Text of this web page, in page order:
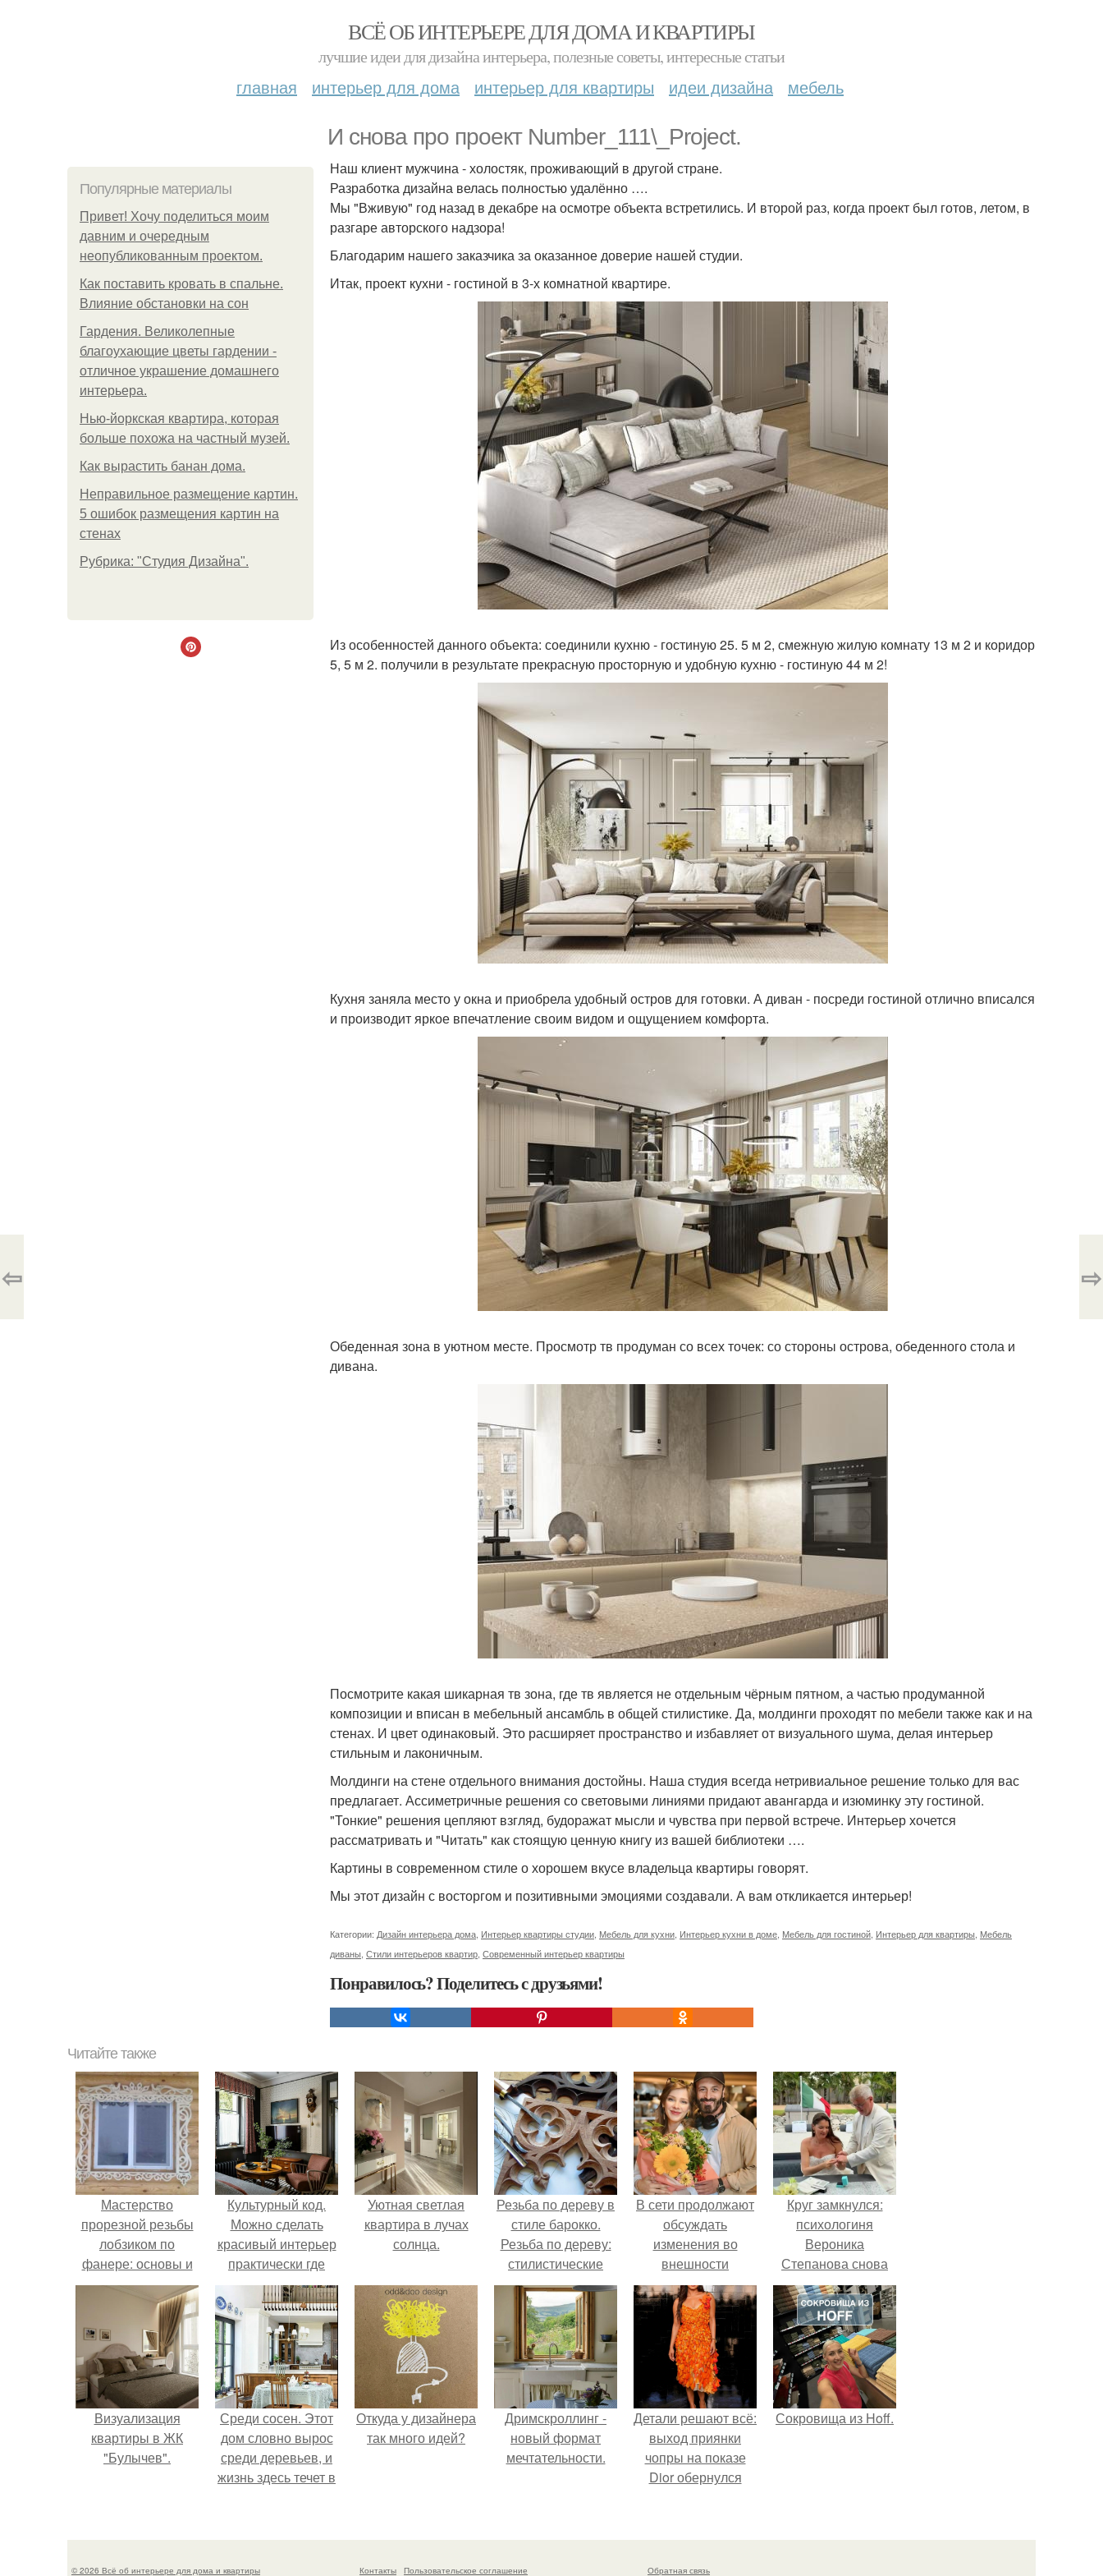
ВСЁ ОБ ИНТЕРЬЕРЕ ДЛЯ ДОМА И КВАРТИРЫ
лучшие идеи для дизайна интерьера, полезные советы, интересные статьи
главная интерьер для дома интерьер для квартиры идеи дизайна мебель
И снова про проект Number_111\_Project.
Популярные материалы
Привет! Хочу поделиться моим
давним и очередным
неопубликованным проектом.
Как поставить кровать в спальне.
Влияние обстановки на сон
Гардения. Великолепные
благоухающие цветы гардении -
отличное украшение домашнего
интерьера.
Нью-йоркская квартира, которая
больше похожа на частный музей.
Как вырастить банан дома.
Неправильное размещение картин.
5 ошибок размещения картин на
стенах
Рубрика: "Студия Дизайна".
Наш клиент мужчина - холостяк, проживающий в другой стране.
Разработка дизайна велась полностью удалённо ….
Мы "Вживую" год назад в декабре на осмотре объекта встретились. И второй раз, когда проект был готов, летом, в
разгаре авторского надзора!
Благодарим нашего заказчика за оказанное доверие нашей студии.
Итак, проект кухни - гостиной в 3-х комнатной квартире.
Из особенностей данного объекта: соединили кухню - гостиную 25. 5 м 2, смежную жилую комнату 13 м 2 и коридор
5, 5 м 2. получили в результате прекрасную просторную и удобную кухню - гостиную 44 м 2!
Кухня заняла место у окна и приобрела удобный остров для готовки. А диван - посреди гостиной отлично вписался
и производит яркое впечатление своим видом и ощущением комфорта.
Обеденная зона в уютном месте. Просмотр тв продуман со всех точек: со стороны острова, обеденного стола и
дивана.
Посмотрите какая шикарная тв зона, где тв является не отдельным чёрным пятном, а частью продуманной
композиции и вписан в мебельный ансамбль в общей стилистике. Да, молдинги проходят по мебели также как и на
стенах. И цвет одинаковый. Это расширяет пространство и избавляет от визуального шума, делая интерьер
стильным и лаконичным.
Молдинги на стене отдельного внимания достойны. Наша студия всегда нетривиальное решение только для вас
предлагает. Ассиметричные решения со световыми линиями придают авангарда и изюминку эту гостиной.
"Тонкие" решения цепляют взгляд, будоражат мысли и чувства при первой встрече. Интерьер хочется
рассматривать и "Читать" как стоящую ценную книгу из вашей библиотеки ….
Картины в современном стиле о хорошем вкусе владельца квартиры говорят.
Мы этот дизайн с восторгом и позитивными эмоциями создавали. А вам откликается интерьер!
Категории: Дизайн интерьера дома Интерьер квартиры студии Мебель для кухни Интерьер кухни в доме Мебель для гостиной Интерьер для квартиры Мебель
диваны Стили интерьеров квартир Современный интерьер квартиры
Понравилось? Поделитесь с друзьями!
⇦ ⇨
Читайте также
Мастерство
прорезной резьбы
лобзиком по
фанере: основы и
техники
Культурный код.
Можно сделать
красивый интерьер
практически где
угодно.
Уютная светлая
квартира в лучах
солнца.
Резьба по дереву в
стиле барокко.
Резьба по дереву:
стилистические
направления и
характерные узоры.
В сети продолжают
обсуждать
изменения во
внешности
актрисы.
Круг замкнулся:
психологиня
Вероника
Степанова снова
вышла замуж за
собственного
бывшего мужа.
Визуализация
квартиры в ЖК
"Булычев".
Среди сосен. Этот
дом словно вырос
среди деревьев, и
жизнь здесь течет в
спешки и лишнего
Откуда у дизайнера
так много идей?
Дримскроллинг -
новый формат
мечтательности.
Детали решают всё:
выход приянки
чопры на показе
Dior обернулся
пошива.
Сокровища из Hoff.
© 2026 Всё об интерьере для дома и квартиры Контакты Пользовательское соглашение Обратная связь